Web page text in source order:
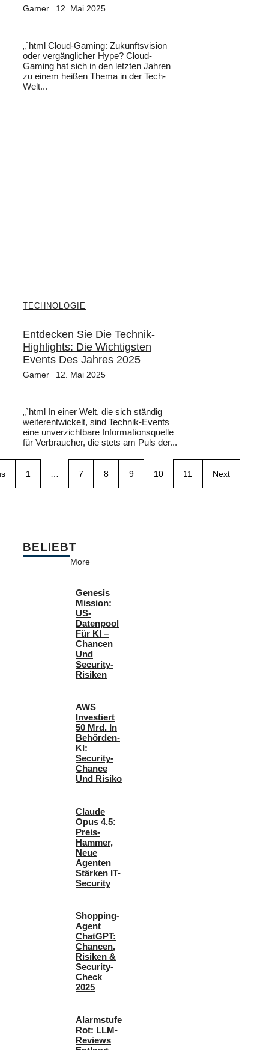
Gamer 12. Mai 2025
„`html Cloud-Gaming: Zukunftsvision
oder vergänglicher Hype? Cloud-
Gaming hat sich in den letzten Jahren
zu einem heißen Thema in der Tech-
Welt...
TECHNOLOGIE
Entdecken Sie Die Technik-
Highlights: Die Wichtigsten
Events Des Jahres 2025
Gamer 12. Mai 2025
„`html In einer Welt, die sich ständig
weiterentwickelt, sind Technik-Events
eine unverzichtbare Informationsquelle
für Verbraucher, die stets am Puls der...
1 7 8 9 10 11 Next
BELIEBT
More
Genesis
Mission:
US-
Datenpool
Für KI –
Chancen
Und
Security-
Risiken
AWS
Investiert
50 Mrd. In
Behörden-
KI:
Security-
Chance
Und Risiko
Claude
Opus 4.5:
Preis-
Hammer,
Neue
Agenten
Stärken IT-
Security
Shopping-
Agent
ChatGPT:
Chancen,
Risiken &
Security-
Check
2025
Alarmstufe
Rot: LLM-
Reviews